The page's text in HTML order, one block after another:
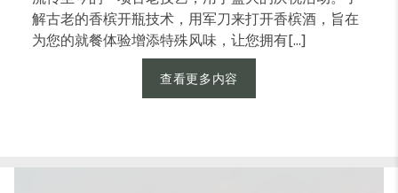
解古老的香槟开瓶技术，用军刀来打开香槟酒，旨在
为您的就餐体验增添特殊风味，让您拥有[...]
查看更多内容